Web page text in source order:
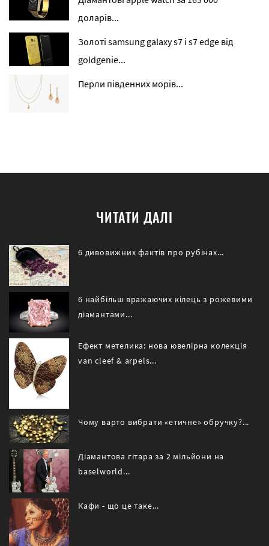
доларів...
Золоті samsung galaxy s7 і s7 edge від
goldgenie...
Перли південних морів...
ЧИТАТИ ДАЛІ
6 дивовижних фактів про рубінах...
6 найбільш вражаючих кілець з рожевими
діамантами...
Ефект метелика: нова ювелірна колекція
van cleef & arpels...
Чому варто вибрати «етичне» обручку?...
Діамантова гітара за 2 мільйони на
baselworld...
Кафи - що це таке...